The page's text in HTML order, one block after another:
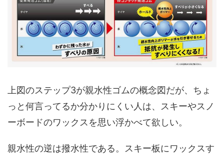
上図のステップ3が親水性ゴムの概念図だが、ちょ
っと何言ってるか分かりにくい人は、スキーやスノ
ーボードのワックスを思い浮かべて欲しい。
親水性の逆は撥水性である。スキー板にワックスす